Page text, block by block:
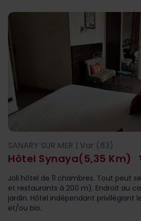
Hôtel Synaya(5,35 Km)
SANARY SUR MER | Var (83)
Joli hôtel de 11 chambres. Tout peut
et restaurants à 200 m). Endroit au
jardin. Hôtel indépendant privilégiant
et/ou bio.